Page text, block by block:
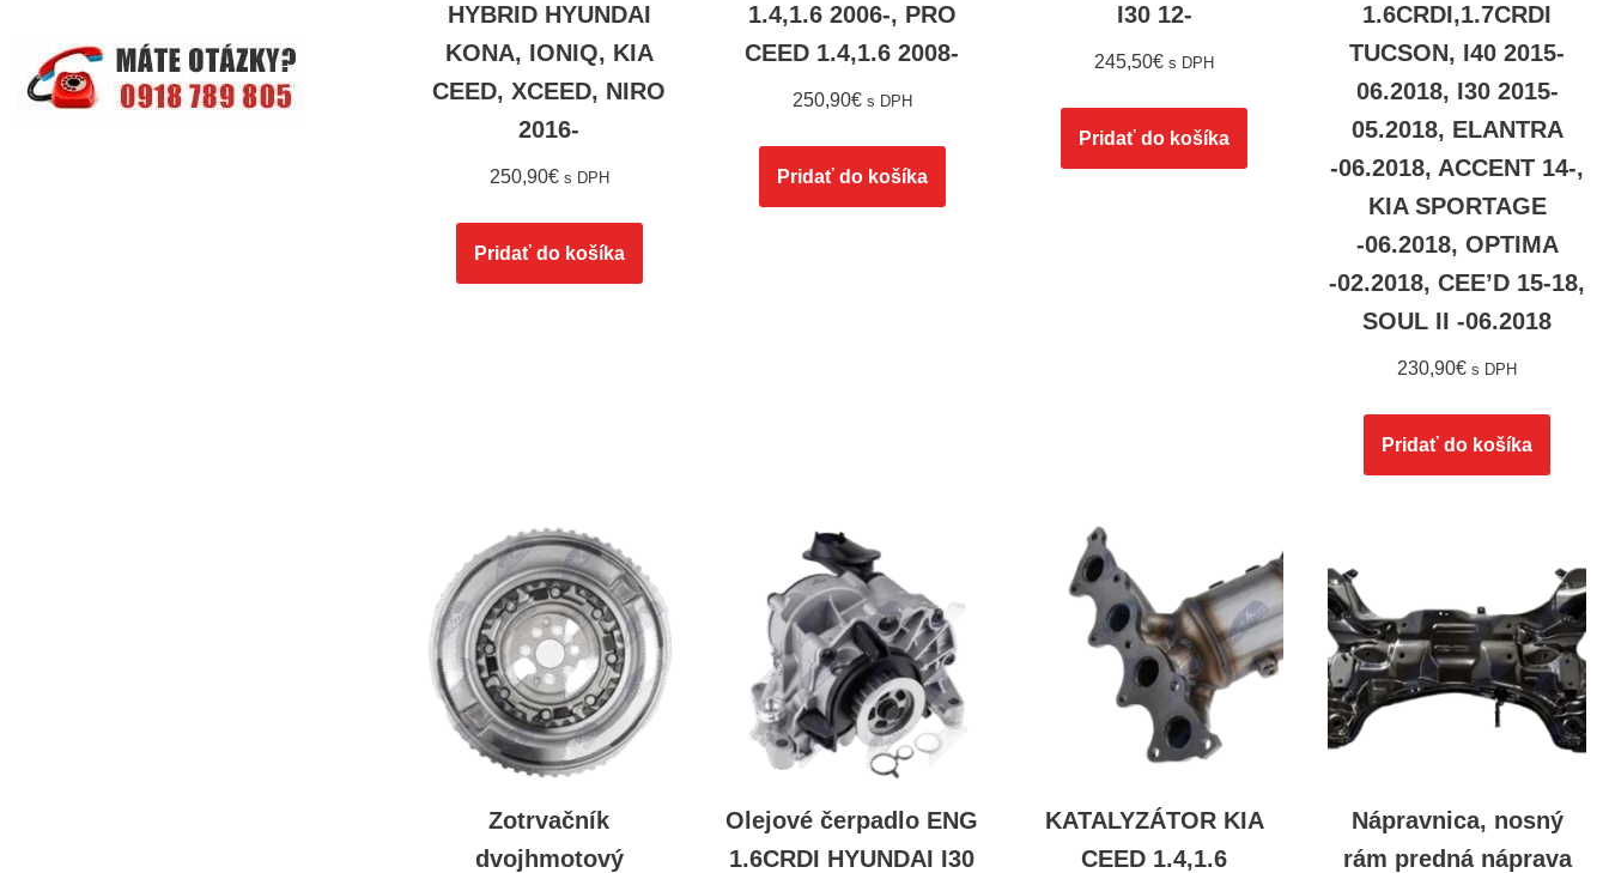
HYBRID HYUNDAI
KONA, IONIQ, KIA
CEED, XCEED, NIRO
2016-
250,90€ s DPH
Pridať do košíka
1.4,1.6 2006-, PRO
CEED 1.4,1.6 2008-
250,90€ s DPH
Pridať do košíka
I30 12-
245,50€ s DPH
Pridať do košíka
1.6CRDI,1.7CRDI
TUCSON, I40 2015-
06.2018, I30 2015-
05.2018, ELANTRA
-06.2018, ACCENT 14-,
KIA SPORTAGE
-06.2018, OPTIMA
-02.2018, CEE’D 15-18,
SOUL II -06.2018
230,90€ s DPH
Pridať do košíka
Zotrvačník
dvojhmotový
Olejové čerpadlo ENG
1.6CRDI HYUNDAI I30
KATALYZÁTOR KIA
CEED 1.4,1.6
Nápravnica, nosný
rám predná náprava